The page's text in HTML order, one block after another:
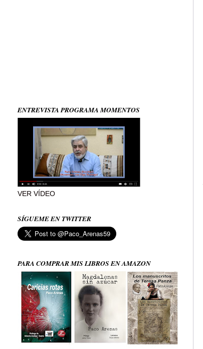
ENTREVISTA PROGRAMA MOMENTOS
VER VÍDEO
SÍGUEME EN TWITTER
PARA COMPRAR MIS LIBROS EN AMAZON